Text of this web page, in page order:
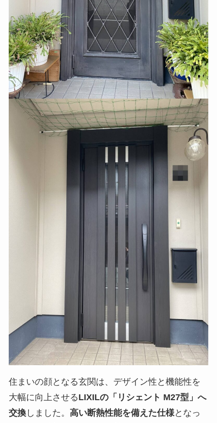
住まいの顔となる玄関は、デザイン性と機能性を
大幅に向上させるLIXILの「リシェント M27型」へ
交換しました。 高い断熱性能を備えた仕様となっ